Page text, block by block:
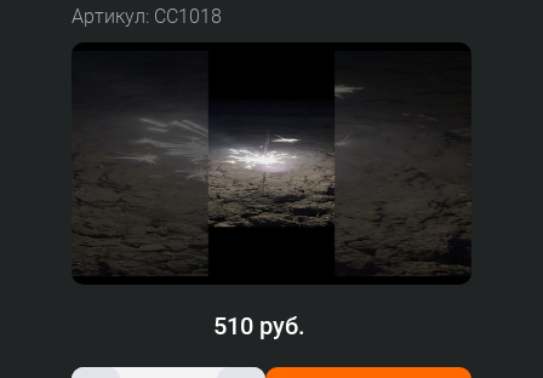
Артикул: СС1018
510 руб.